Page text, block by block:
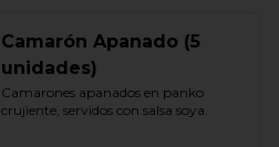
Camarón Apanado (5
unidades)
Camarones apanados en panko
crujiente, servidos con salsa soya.